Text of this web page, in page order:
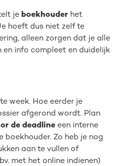
je boekhouder het
hoeft dus niet zelf te
alleen zorgen dat je alle
en info compleet en duidelijk
week. Hoe eerder je
afgerond wordt. Plan
de deadline een interne
boekhouder. Zo heb je nog
aan te vullen of
met het online indienen)